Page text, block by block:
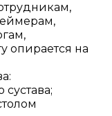
опирается на